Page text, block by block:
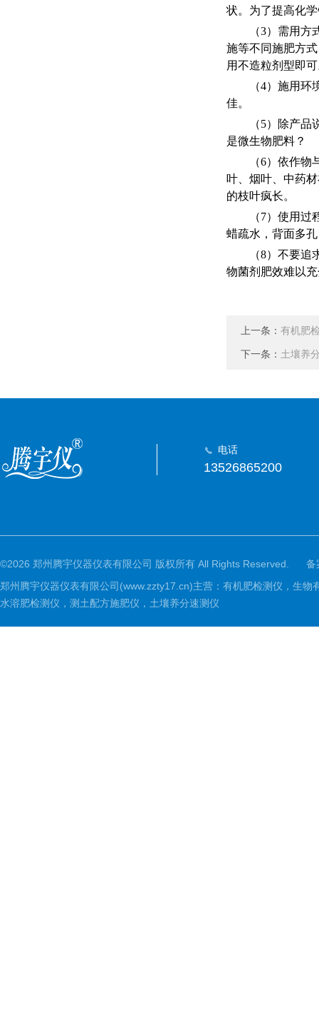
状。为了提高化
（3）需用方
施等不同施肥方
用不造粒剂型即
（4）施用环
佳。
（5）除产品
是微生物肥料？
（6）依作物
叶、烟叶、中药
的枝叶疯长。
（7）使用过
蜡疏水，背面多
（8）不要追
物菌剂肥效难以
上一条： 有机肥
下一条： 土壤养
电话
13526865200
©2026 郑州腾宇仪器仪表有限公司 版权所有 All Rights Reserved.
备
郑州腾宇仪器仪表有限公司(www.zzty17.cn)主营：有机肥检测仪，生
水溶肥检测仪，测土配方施肥仪，土壤养分速测仪